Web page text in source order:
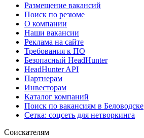
Размещение вакансий
Поиск по резюме
О компании
Наши вакансии
Реклама на сайте
Требования к ПО
Безопасный HeadHunter
HeadHunter API
Партнерам
Инвесторам
Каталог компаний
Поиск по вакансиям в Беловодске
Сетка: соцсеть для нетворкинга
Соискателям